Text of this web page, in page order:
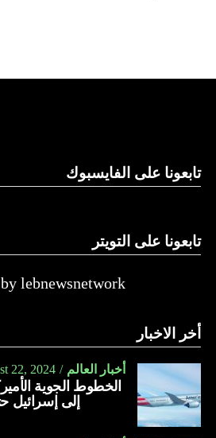
تابعونا على الفايسبوك
تابعونا على التويتر
lebnewsnetwork
أخر الاخبار
أخبار العالم 22, 2024
الخطوط الجوية
إلى إسرائيل